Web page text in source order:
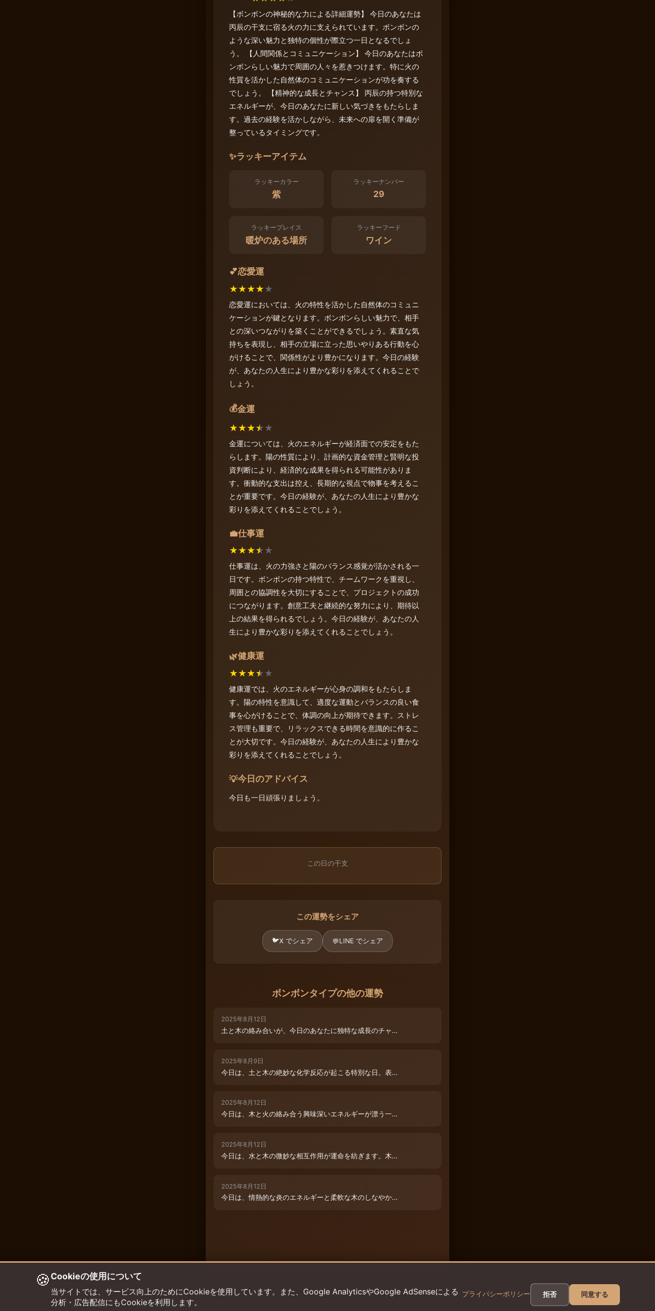
【ボンボンの神秘的な力による詳細運勢】 今日のあなたは
丙辰の干支に宿る火の力に支えられています。ボンボンの
ような深い魅力と独特の個性が際立つ一日となるでしょ
う。 【人間関係とコミュニケーション】 今日のあなたはボ
ンボンらしい魅力で周囲の人々を惹きつけます。特に火の
性質を活かした自然体のコミュニケーションが功を奏する
でしょう。 【精神的な成長とチャンス】 丙辰の持つ特別な
エネルギーが、今日のあなたに新しい気づきをもたらしま
す。過去の経験を活かしながら、未来への扉を開く準備が
整っているタイミングです。
✨ラッキーアイテム
ラッキーカラー
紫
ラッキーナンバー
29
ラッキープレイス
暖炉のある場所
ラッキーフード
ワイン
💕恋愛運
★★★★★
恋愛運においては、火の特性を活かした自然体のコミュニ
ケーションが鍵となります。ボンボンらしい魅力で、相手
との深いつながりを築くことができるでしょう。素直な気
持ちを表現し、相手の立場に立った思いやりある行動を心
がけることで、関係性がより豊かになります。今日の経験
が、あなたの人生により豊かな彩りを添えてくれることで
しょう。
💰金運
★★★★★
金運については、火のエネルギーが経済面での安定をもた
らします。陽の性質により、計画的な資金管理と賢明な投
資判断により、経済的な成果を得られる可能性がありま
す。衝動的な支出は控え、長期的な視点で物事を考えるこ
とが重要です。今日の経験が、あなたの人生により豊かな
彩りを添えてくれることでしょう。
💼仕事運
★★★★★
仕事運は、火の力強さと陽のバランス感覚が活かされる一
日です。ボンボンの持つ特性で、チームワークを重視し、
周囲との協調性を大切にすることで、プロジェクトの成功
につながります。創意工夫と継続的な努力により、期待以
上の結果を得られるでしょう。今日の経験が、あなたの人
生により豊かな彩りを添えてくれることでしょう。
🌿健康運
★★★★★
健康運では、火のエネルギーが心身の調和をもたらしま
す。陽の特性を意識して、適度な運動とバランスの良い食
事を心がけることで、体調の向上が期待できます。ストレ
ス管理も重要で、リラックスできる時間を意識的に作るこ
とが大切です。今日の経験が、あなたの人生により豊かな
彩りを添えてくれることでしょう。
💡今日のアドバイス
今日も一日頑張りましょう。
この日の干支
この運勢をシェア
🐦X でシェア 💬LINE でシェア
ボンボンタイプの他の運勢
2025年8月12日
土と木の絡み合いが、今日のあなたに独特な成長のチャ...
2025年8月9日
今日は、土と木の絶妙な化学反応が起こる特別な日。表...
2025年8月12日
今日は、木と火の絡み合う興味深いエネルギーが漂う一...
2025年8月12日
今日は、水と木の微妙な相互作用が運命を紡ぎます。木...
2025年8月12日
今日は、情熱的な炎のエネルギーと柔軟な木のしなやか...
🍪 Cookieの使用について
当サイトでは、サービス向上のためにCookieを使用しています。また、Google AnalyticsやGoogle AdSenseによる
分析・広告配信にもCookieを利用します。
プライバシーポリシー 拒否 同意する